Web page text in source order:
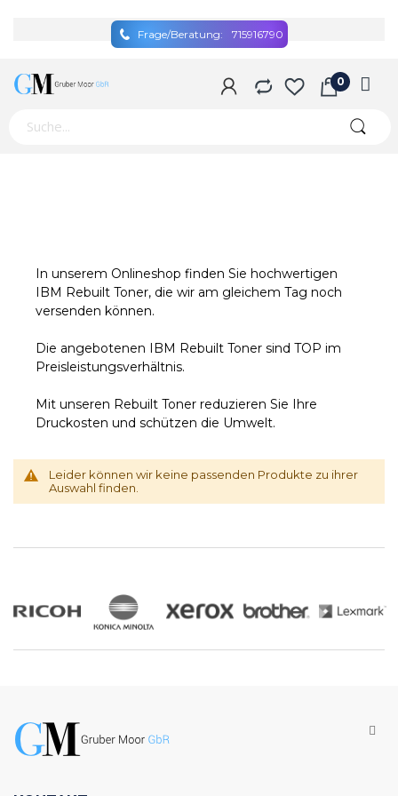
Frage/Beratung: 715916790
In unserem Onlineshop finden Sie hochwertigen
IBM Rebuilt Toner, die wir am gleichem Tag noch
versenden können.
Die angebotenen IBM Rebuilt Toner sind TOP im
Preisleistungsverhältnis.
Mit unseren Rebuilt Toner reduzieren Sie Ihre
Druckosten und schützen die Umwelt.
Leider können wir keine passenden Produkte zu ihrer
Auswahl finden.